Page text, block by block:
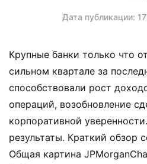
Дата публикации:
Крупные банки только что
сильном квартале за
способствовали рост
операций, возобновление
корпоративной
результаты. Краткий обзор
Общая картина